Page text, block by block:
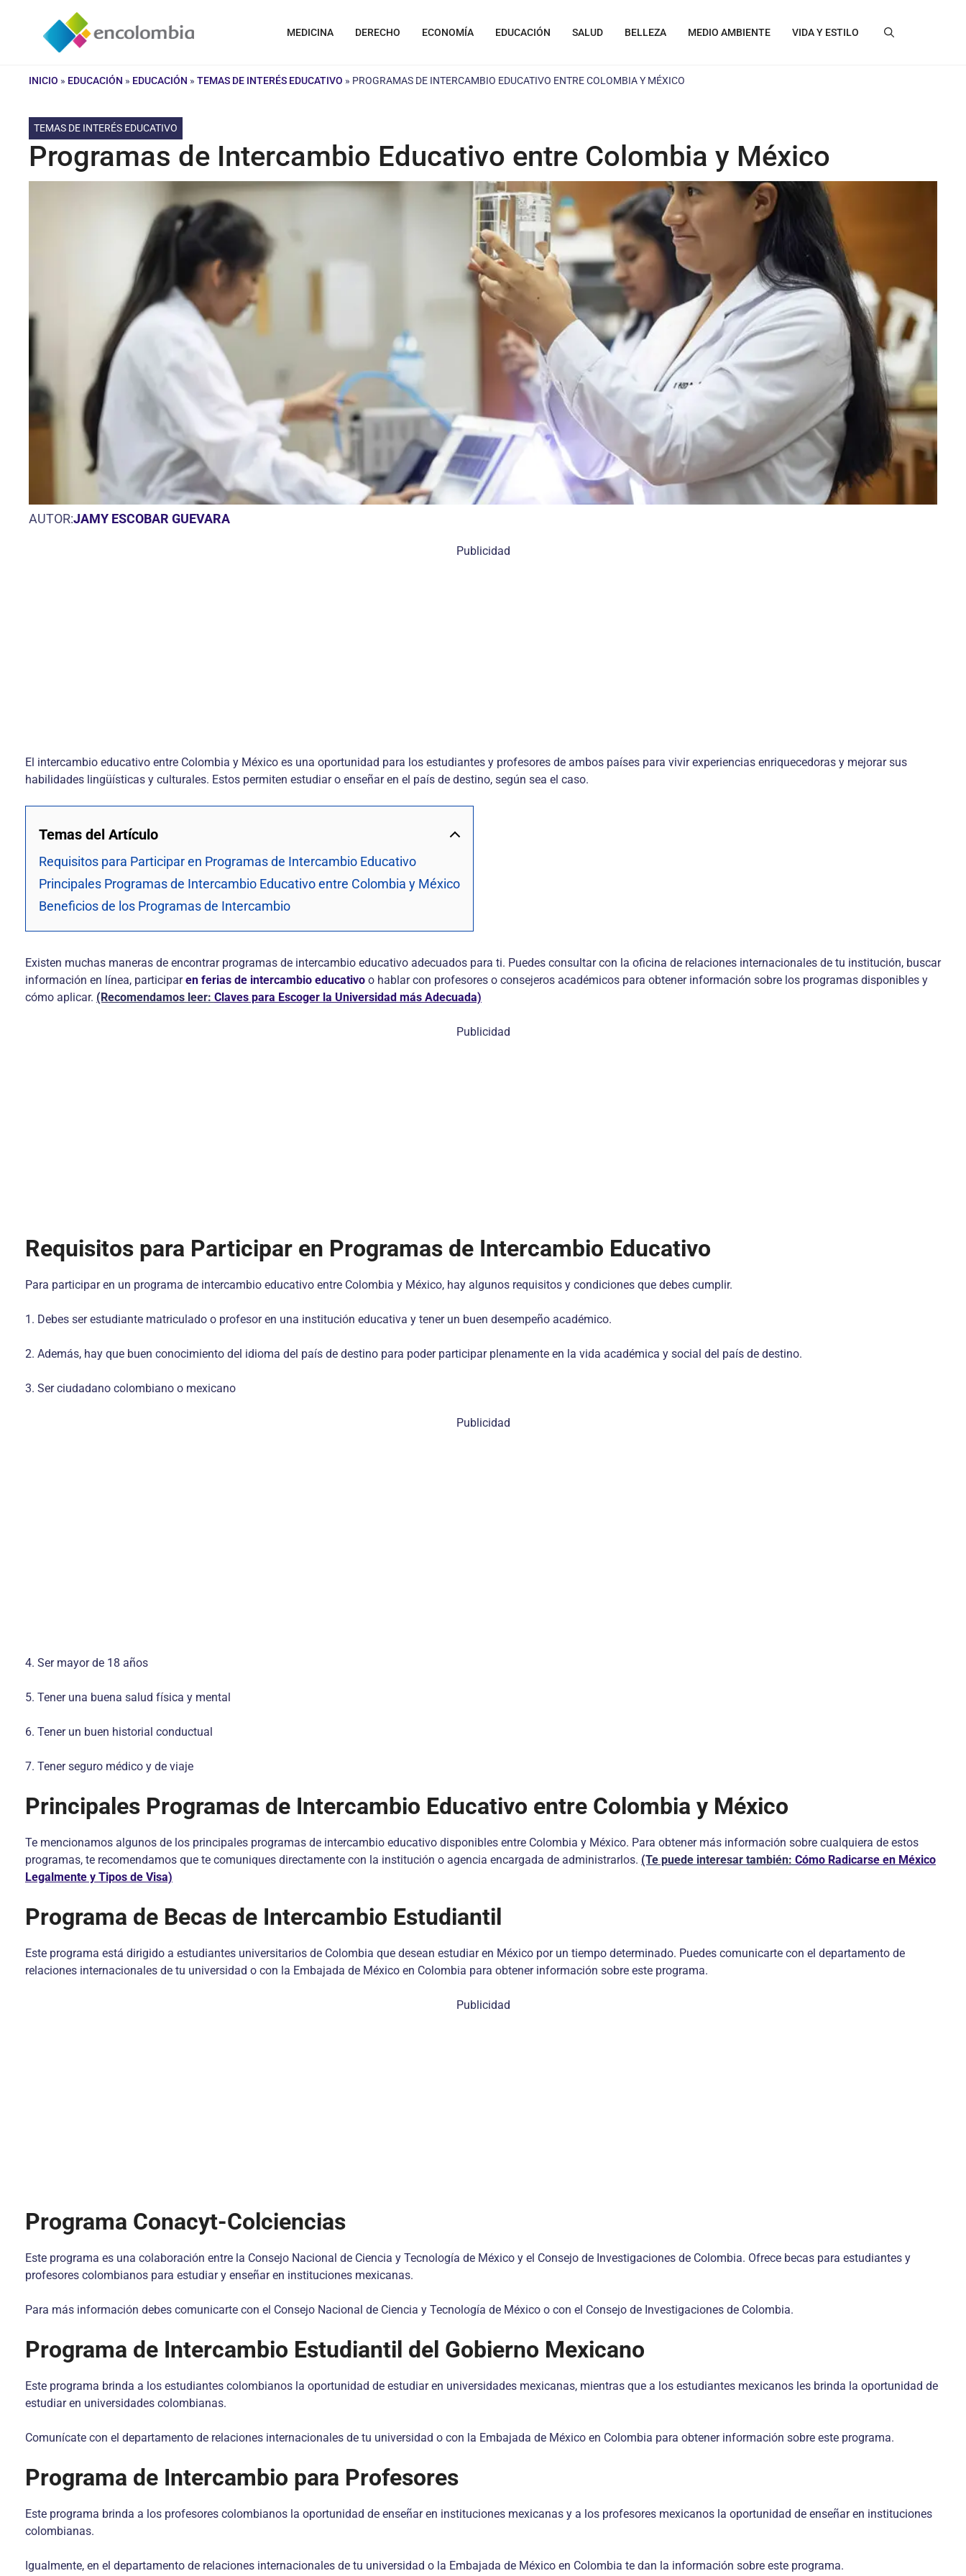
contenido
MEDICINA DERECHO ECONOMÍA EDUCACIÓN SALUD BELLEZA MEDIO AMBIENTE VIDA Y ESTILO
INICIO » EDUCACIÓN » EDUCACIÓN » TEMAS DE INTERÉS EDUCATIVO » PROGRAMAS DE INTERCAMBIO EDUCATIVO ENTRE COLOMBIA Y MÉXICO
TEMAS DE INTERÉS EDUCATIVO
Programas de Intercambio Educativo entre Colombia y México
AUTOR:JAMY ESCOBAR GUEVARA
Publicidad
El intercambio educativo entre Colombia y México es una oportunidad para los estudiantes y profesores de ambos países para vivir experiencias enriquecedoras y mejorar sus
habilidades lingüísticas y culturales. Estos permiten estudiar o enseñar en el país de destino, según sea el caso.
Temas del Artículo
Requisitos para Participar en Programas de Intercambio Educativo
Principales Programas de Intercambio Educativo entre Colombia y México
Beneficios de los Programas de Intercambio
Existen muchas maneras de encontrar programas de intercambio educativo adecuados para ti. Puedes consultar con la oficina de relaciones internacionales de tu institución, buscar
información en línea, participaren ferias de intercambio educativo o hablar con profesores o consejeros académicos para obtener información sobre los programas disponibles y
cómo aplicar. (Recomendamos leer: Claves para Escoger la Universidad más Adecuada)
Publicidad
Requisitos para Participar en Programas de Intercambio Educativo
Para participar en un programa de intercambio educativo entre Colombia y México, hay algunos requisitos y condiciones que debes cumplir.
1. Debes ser estudiante matriculado o profesor en una institución educativa y tener un buen desempeño académico.
2. Además, hay que buen conocimiento del idioma del país de destino para poder participar plenamente en la vida académica y social del país de destino.
3. Ser ciudadano colombiano o mexicano
Publicidad
4. Ser mayor de 18 años
5. Tener una buena salud física y mental
6. Tener un buen historial conductual
7. Tener seguro médico y de viaje
Principales Programas de Intercambio Educativo entre Colombia y México
Te mencionamos algunos de los principales programas de intercambio educativo disponibles entre Colombia y México. Para obtener más información sobre cualquiera de estos
programas, te recomendamos que te comuniques directamente con la institución o agencia encargada de administrarlos. (Te puede interesar también: Cómo Radicarse en México
Legalmente y Tipos de Visa)
Programa de Becas de Intercambio Estudiantil
Este programa está dirigido a estudiantes universitarios de Colombia que desean estudiar en México por un tiempo determinado. Puedes comunicarte con el departamento de
relaciones internacionales de tu universidad o con la Embajada de México en Colombia para obtener información sobre este programa.
Publicidad
Programa Conacyt-Colciencias
Este programa es una colaboración entre la Consejo Nacional de Ciencia y Tecnología de México y el Consejo de Investigaciones de Colombia. Ofrece becas para estudiantes y
profesores colombianos para estudiar y enseñar en instituciones mexicanas.
Para más información debes comunicarte con el Consejo Nacional de Ciencia y Tecnología de México o con el Consejo de Investigaciones de Colombia.
Programa de Intercambio Estudiantil del Gobierno Mexicano
Este programa brinda a los estudiantes colombianos la oportunidad de estudiar en universidades mexicanas, mientras que a los estudiantes mexicanos les brinda la oportunidad de
estudiar en universidades colombianas.
Comunícate con el departamento de relaciones internacionales de tu universidad o con la Embajada de México en Colombia para obtener información sobre este programa.
Programa de Intercambio para Profesores
Este programa brinda a los profesores colombianos la oportunidad de enseñar en instituciones mexicanas y a los profesores mexicanos la oportunidad de enseñar en instituciones
colombianas.
Igualmente, en el departamento de relaciones internacionales de tu universidad o la Embajada de México en Colombia te dan la información sobre este programa.